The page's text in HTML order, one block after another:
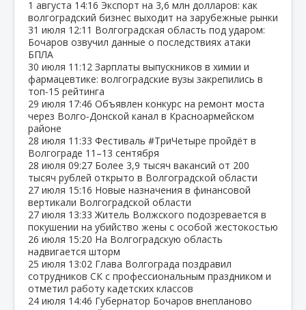
1 августа 14:16 Экспорт на 3,6 млн долларов: как
волгоградский бизнес выходит на зарубежные рынки
31 июля 12:11 Волгоградская область под ударом:
Бочаров озвучил данные о последствиях атаки
БПЛА
30 июля 11:12 Зарплаты выпускников в химии и
фармацевтике: волгоградские вузы закрепились в
топ‑15 рейтинга
29 июля 17:46 Объявлен конкурс на ремонт моста
через Волго‑Донской канал в Красноармейском
районе
28 июля 11:33 Фестиваль #ТриЧетыре пройдёт в
Волгограде 11–13 сентября
28 июля 09:27 Более 3,9 тысяч вакансий от 200
тысяч рублей открыто в Волгоградской области
27 июля 15:16 Новые назначения в финансовой
вертикали Волгоградской области
27 июля 13:33 Житель Волжского подозревается в
покушении на убийство жены с особой жестокостью
26 июля 15:20 На Волгоградскую область
надвигается шторм
25 июля 13:02 Глава Волгограда поздравил
сотрудников СК с профессиональным праздником и
отметил работу кадетских классов
24 июля 14:46 Губернатор Бочаров внепланово